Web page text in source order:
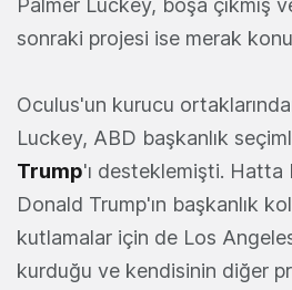
Palmer Luckey, boşa çıkmış
sonraki projesi ise merak
Oculus'un kurucu
Luckey, ABD başkanlık
Trump'ı desteklemişti. Hatta
Donald Trump'ın başkanlık
kutlamalar için de Los
kurduğu ve kendisinin diğer